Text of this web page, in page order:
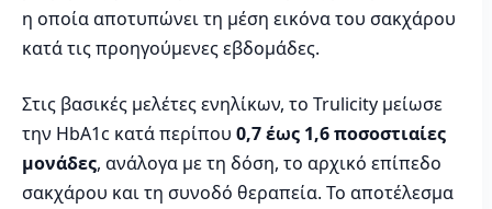
η οποία αποτυπώνει τη μέση εικόνα του σακχάρου
κατά τις προηγούμενες εβδομάδες.
Στις βασικές μελέτες ενηλίκων, το Trulicity μείωσε
την HbA1c κατά περίπου 0,7 έως 1,6 ποσοστιαίες
μονάδες, ανάλογα με τη δόση, το αρχικό επίπεδο
σακχάρου και τη συνοδό θεραπεία. Το αποτέλεσμα